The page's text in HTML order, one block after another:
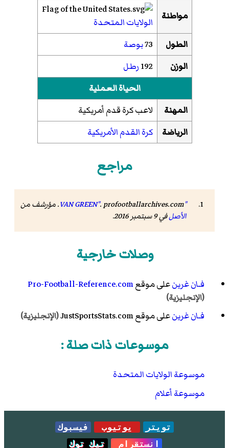
مواطنة
الولايات المتحدة
الطول
73بوصة
الوزن
192رطل
الحياة العملية
المهنة
لاعب كرة قدم أمريكية
الرياضة
كرة القدم الأمريكية
مراجع
"VAN GREEN". profootballarchives.com. مؤرشف من
الأصلفي 9 سبتمبر 2016 .
وصلات خارجية
فـان غرينعلى موقعPro-Football-Reference.com
(الإنجليزية)
فـان غرينعلى موقع JustSportsStats.com (الإنجليزية)
موسوعات ذات صلة :
موسوعة الولايات المتحدة
موسوعة أعلام
تويتر يوتيوب
فيسبوك
انستقرام
تيك توك